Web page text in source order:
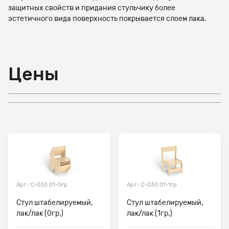
защитных свойств и придания стульчику более
эстетичного вида поверхность покрывается слоем лака.
Цены
Арт.: С-030.01-0гр
Стул штабелируемый,
лак/лак (0гр.)
Арт.: С-030.01-1гр
Стул штабелируемый,
лак/лак (1гр.)